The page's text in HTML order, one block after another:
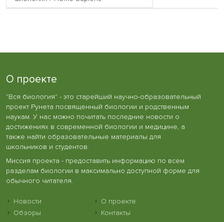
О проекте
"Вся биология" - это старейший научно-образовательный
проект Рунета посвященный биологии и родственным
наукам. У нас можно почитать последние новости о
достижениях в современной биологии и медицине, а
также найти образовательные материалы для
школьников и студентов.
Миссия проекта - предоставить информацию по всем
разделам биологии в максимально доступной форме для
обычного читателя.
Новости
Обзоры
О проекте
Контакты